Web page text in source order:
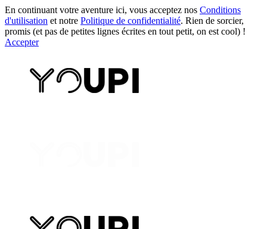
En continuant votre aventure ici, vous acceptez nos Conditions
d'utilisation et notre Politique de confidentialité. Rien de sorcier,
promis (et pas de petites lignes écrites en tout petit, on est cool) !
Accepter